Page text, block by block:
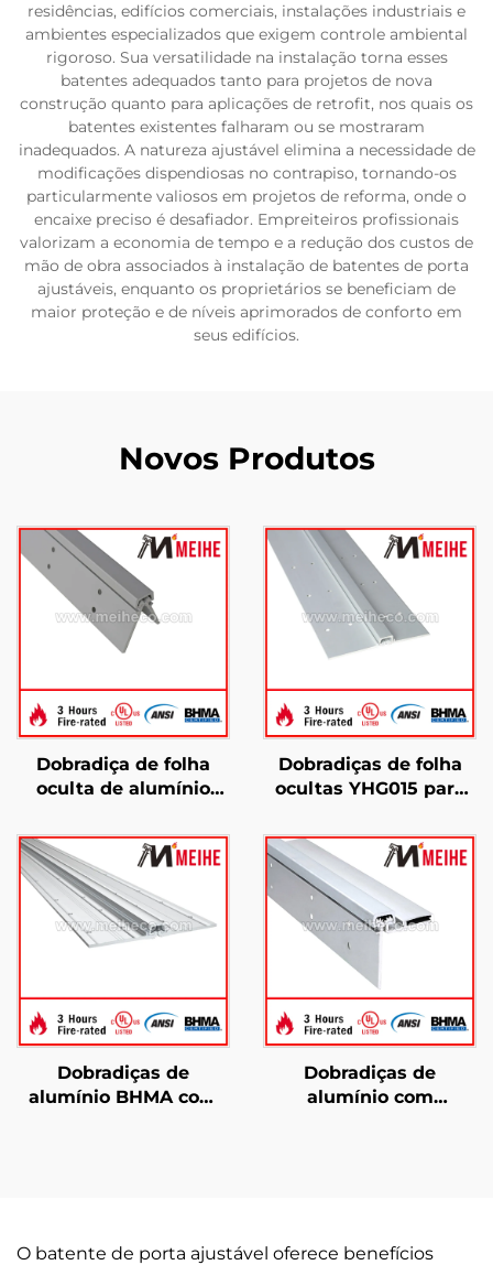
residências, edifícios comerciais, instalações industriais e
ambientes especializados que exigem controle ambiental
rigoroso. Sua versatilidade na instalação torna esses
batentes adequados tanto para projetos de nova
construção quanto para aplicações de retrofit, nos quais os
batentes existentes falharam ou se mostraram
inadequados. A natureza ajustável elimina a necessidade de
modificações dispendiosas no contrapiso, tornando-os
particularmente valiosos em projetos de reforma, onde o
encaixe preciso é desafiador. Empreiteiros profissionais
valorizam a economia de tempo e a redução dos custos de
mão de obra associados à instalação de batentes de porta
ajustáveis, enquanto os proprietários se beneficiam de
maior proteção e de níveis aprimorados de conforto em
seus edifícios.
Novos Produtos
Dobradiça de folha
oculta de alumínio
contínua YHG014
Dobradiças de folha
ocultas YHG015 para
Dobradiças de
alumínio BHMA com
Dobradiças de
alumínio com
O batente de porta ajustável oferece benefícios